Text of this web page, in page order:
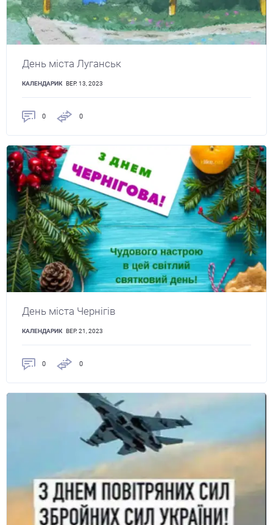
День міста Луганськ
КАЛЕНДАРИК ВЕР. 13, 2023
0 0
День міста Чернігів
КАЛЕНДАРИК ВЕР. 21, 2023
0 0